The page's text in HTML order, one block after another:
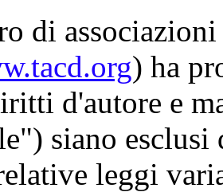
di
) ha
d'autore e
siano
leggi